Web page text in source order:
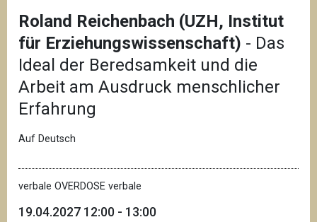
Roland Reichenbach (UZH, Institut
für Erziehungswissenschaft) - Das
Ideal der Beredsamkeit und die
Arbeit am Ausdruck menschlicher
Erfahrung
Auf Deutsch
verbale OVERDOSE verbale
19.04.2027 12:00 - 13:00